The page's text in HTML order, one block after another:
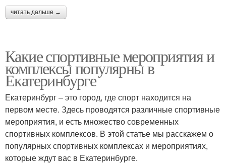
читать дальше →
Какие спортивные мероприятия и
комплексы популярны в
Екатеринбурге
Екатеринбург – это город, где спорт находится на
первом месте. Здесь проводятся различные спортивные
мероприятия, и есть множество современных
спортивных комплексов. В этой статье мы расскажем о
популярных спортивных комплексах и мероприятиях,
которые ждут вас в Екатеринбурге.